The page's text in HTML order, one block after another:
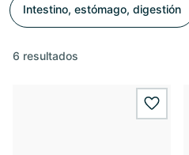
Intestino, estómago, digestión
6 resultados